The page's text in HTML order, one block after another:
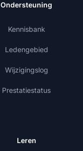
Ondersteuning
Kennisbank
Ledengebied
Wijzigingslog
Prestatiestatus
Leren